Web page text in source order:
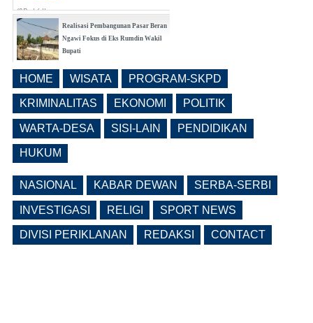
(0 Reply(s))
Realisasi Pembangunan Pasar Beran
Ngawi Fokus di Eks Rumdin Wakil
Bupati
Buka Seleksi Direktur PDAM Definitif
(0 Reply(s))
HOME WISATA PROGRAM-SKPD
KRIMINALITAS EKONOMI POLITIK
WARTA-DESA SISI-LAIN PENDIDIKAN
HUKUM
NASIONAL KABAR DEWAN SERBA-SERBI
INVESTIGASI RELIGI SPORT NEWS
DIVISI PERIKLANAN REDAKSI CONTACT